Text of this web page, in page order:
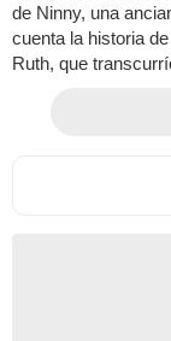
de Ninny, una
cuenta la historia
Ruth, que